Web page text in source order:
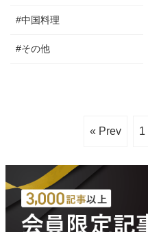
#中国料理
#その他
« Prev 1